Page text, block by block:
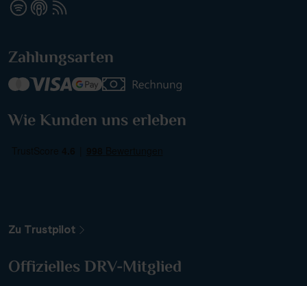
Zahlungsarten
Wie Kunden uns erleben
Zu Trustpilot
Offizielles DRV-Mitglied